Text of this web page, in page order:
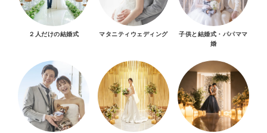
２人だけの結婚式 マタニティウェディング
子供と結婚式・パパママ
婚